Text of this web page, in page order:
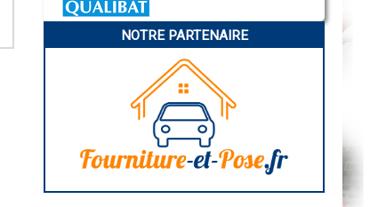
Charleville-Mézières
Pamiers
Narbonne
Brive-la-Gaillarde
Guéret
NOTRE PARTENAIRE